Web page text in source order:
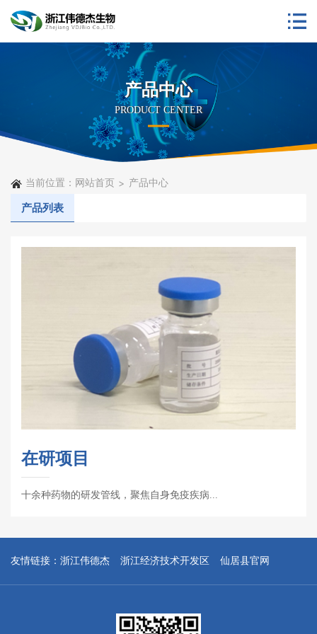
产品中心
PRODUCT CENTER
当前位置： 网站首页 产品中心
产品列表
在研项目
十余种药物的研发管线，聚焦自身免疫疾病...
友情链接： 浙江伟德杰 浙江经济技术开发区 仙居县官网